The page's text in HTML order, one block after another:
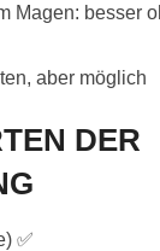
Magen: besser
aber möglich
DER
✅